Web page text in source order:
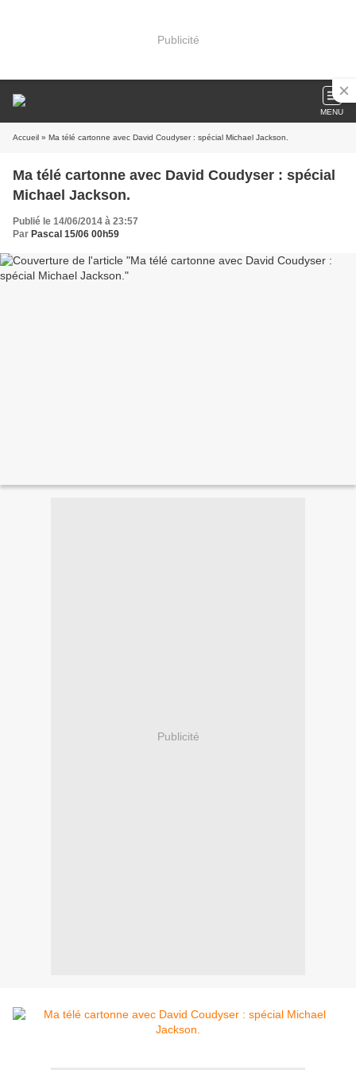
Publicité
MENU
Accueil » Ma télé cartonne avec David Coudyser : spécial Michael Jackson.
Ma télé cartonne avec David Coudyser : spécial
Michael Jackson.
Publié le 14/06/2014 à 23:57
Par Pascal 15/06 00h59
Publicité